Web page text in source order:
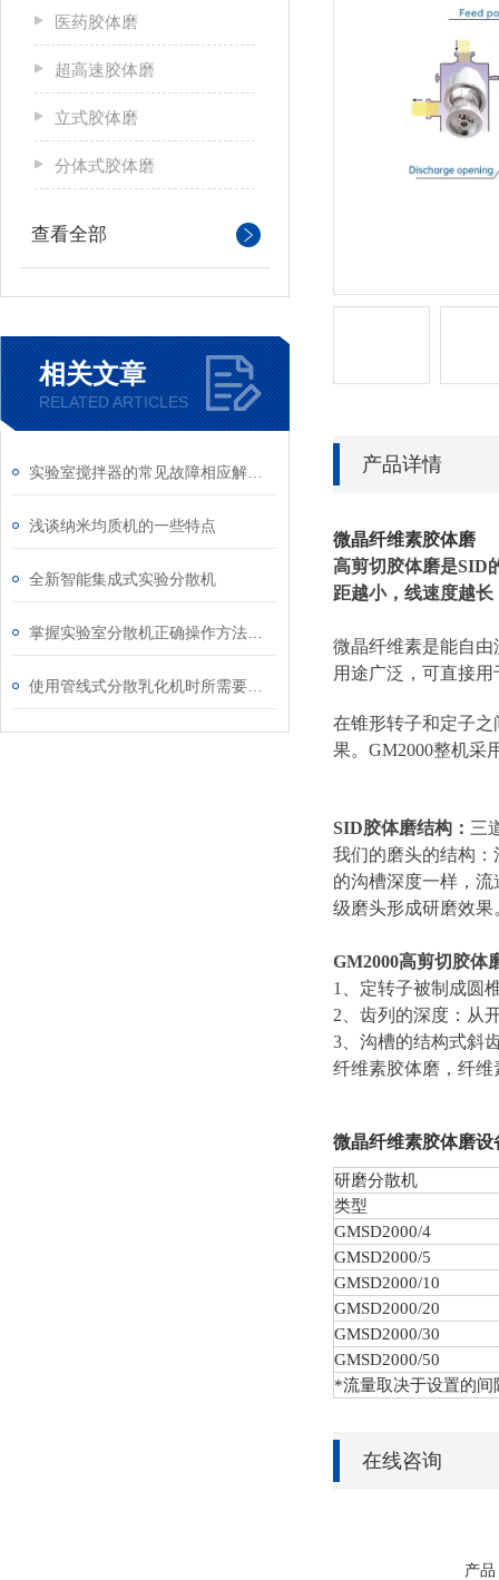
医药胶体磨
超高速胶体磨
立式胶体磨
分体式胶体磨
查看全部
相关文章
RELATED ARTICLES
浅谈纳米均质机的一些特点
全新智能集成式实验分散机
产品详情
微晶纤维素胶体磨
高剪切胶体磨是SID
距越小，线速度越
微晶纤维素是能自
用途广泛，可直接
在锥形转子和定子
果。GM2000整机采
SID胶体磨结构： 三
我们的磨头的结构
的沟槽深度一样，
级磨头形成研磨效果
GM2000高剪切胶体
1、定转子被制成圆
2、齿列的深度：从
3、沟槽的结构式斜
纤维素胶体磨，纤
微晶纤维素胶体磨设
研磨分散机
类型
GMSD2000/4
GMSD2000/5
GMSD2000/10
GMSD2000/20
GMSD2000/30
GMSD2000/50
*流量取决于设置的间
在线咨询
产品